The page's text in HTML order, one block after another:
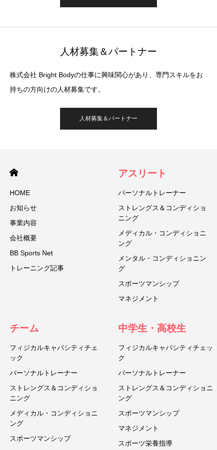
人材募集＆パートナー
株式会社 Bright Bodyの仕事に興味関心があり、専門スキルをお
持ちの方向けの人材募集です。
人材募集＆パートナー
HOME
お知らせ
事業内容
会社概要
BB Sports Net
トレーニング記事
アスリート
パーソナルトレーナー
ストレングス＆コンディショ
ニング
メディカル・コンディショニ
ング
メンタル・コンディショニン
グ
スポーツマンシップ
マネジメント
チーム
フィジカルキャパシティチェ
ック
パーソナルトレーナー
ストレングス＆コンディショ
ニング
メディカル・コンディショニ
ング
スポーツマンシップ
中学生・高校生
フィジカルキャパシティチェッ
ク
パーソナルトレーナー
ストレングス＆コンディショニ
ング
スポーツマンシップ
マネジメント
スポーツ栄養指導